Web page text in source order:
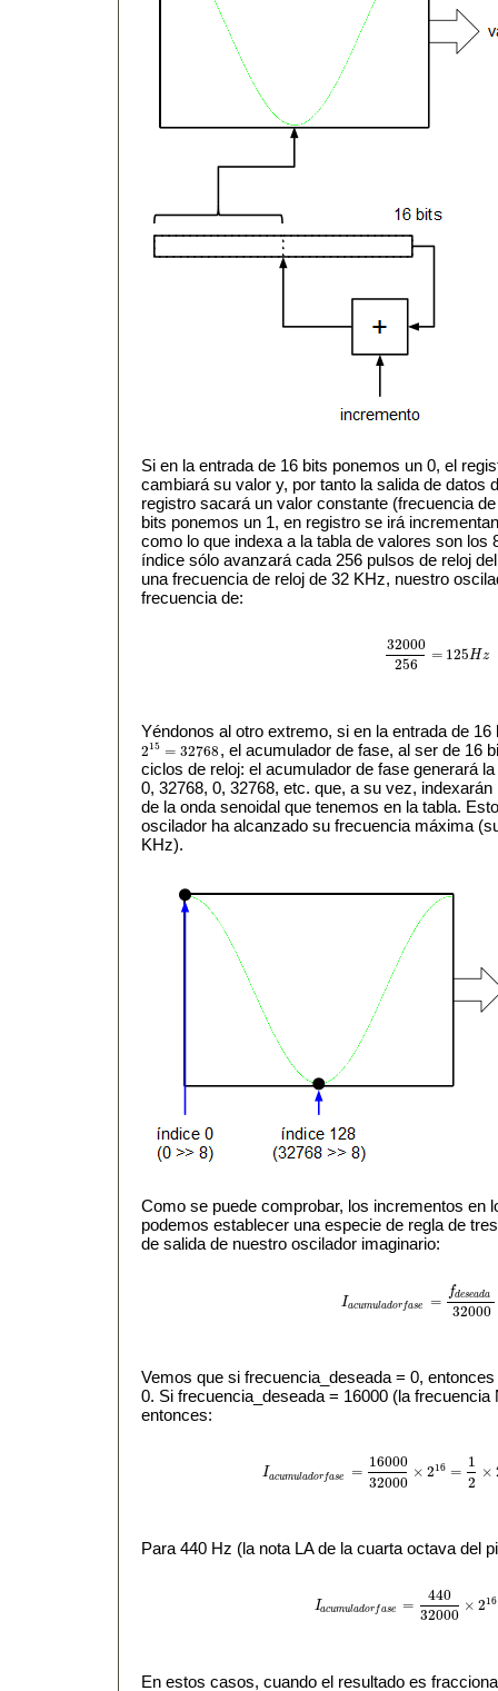
Si en la entrada de 16 bits ponemos un 0, el
cambiará su valor y, por tanto la salida de datos
registro sacará un valor constante (frecuencia
bits ponemos un 1, en registro se irá
como lo que indexa a la tabla de valores son los
índice sólo avanzará cada 256 pulsos de reloj
una frecuencia de reloj de 32 KHz, nuestro
frecuencia de:
32000
256
= 125Hz
32000256 =125Hz
Yéndonos al otro extremo, si en la entrada de
215 = 32768
215 =32768
, el acumulador de fase, al ser de 16
ciclos de reloj: el acumulador de fase generará
0, 32768, 0, 32768, etc. que, a su vez,
de la onda senoidal que tenemos en la tabla.
oscilador ha alcanzado su frecuencia máxima
KHz).
Como se puede comprobar, los incrementos en
podemos establecer una especie de regla de
de salida de nuestro oscilador imaginario:
Iacumuladorfase =
fdeseada
32000
Iacumuladorfas =fdeseada
Vemos que si frecuencia_deseada = 0,
0. Si frecuencia_deseada = 16000 (la
entonces:
Iacumuladorfase =
16000
32000
× 216 =
1
2
×
Iacumulado fase=1600032000 ×2 16= 12
Para 440 Hz (la nota LA de la cuarta octava del
Iacumulador fase =
440
32000
× 216
Iacumuladorf se =44032000 ×2
En estos casos, cuando el resultado es